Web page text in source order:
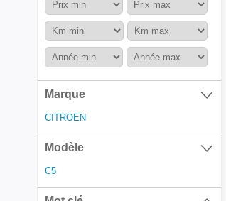
Marque
CITROEN
Modèle
C5